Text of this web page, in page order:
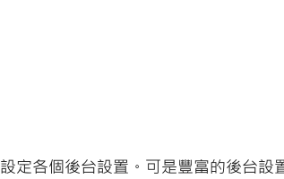
定各個後台設置。可是豐富的後台設